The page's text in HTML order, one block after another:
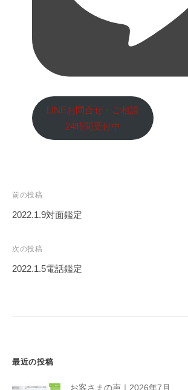
LINEお問合せ・ご相談
24時間受付中
投
稿
ビ
ゲ
前の投稿
2022.1.9対面鑑定
次の投稿
2022.1.5電話鑑定
最近の投稿
お客さまの声｜2026年7月